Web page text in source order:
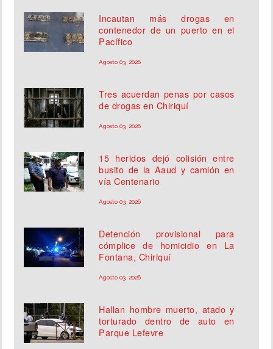
Incautan más drogas en
contenedor de un puerto en el
Pacífico
Agosto 03, 2026
Tres acuerdan penas por casos
de drogas en Chiriquí
Agosto 03, 2026
15 heridos dejó colisión entre
busito de la Aaud y camión en
vía Centenario
Agosto 03, 2026
Detención provisional para
cómplice de homicidio en La
Fontana, Chiriquí
Agosto 03, 2026
Hallan hombre muerto, atado y
torturado dentro de auto en
Parque Lefevre